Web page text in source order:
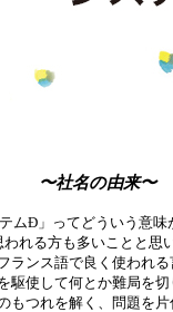
〜社名の由来〜
テムÐ」ってどういう意味
われる方も多いことと思
ランス語で良く使われる
駆使して何とか難局を切
もつれを解く、問題を片